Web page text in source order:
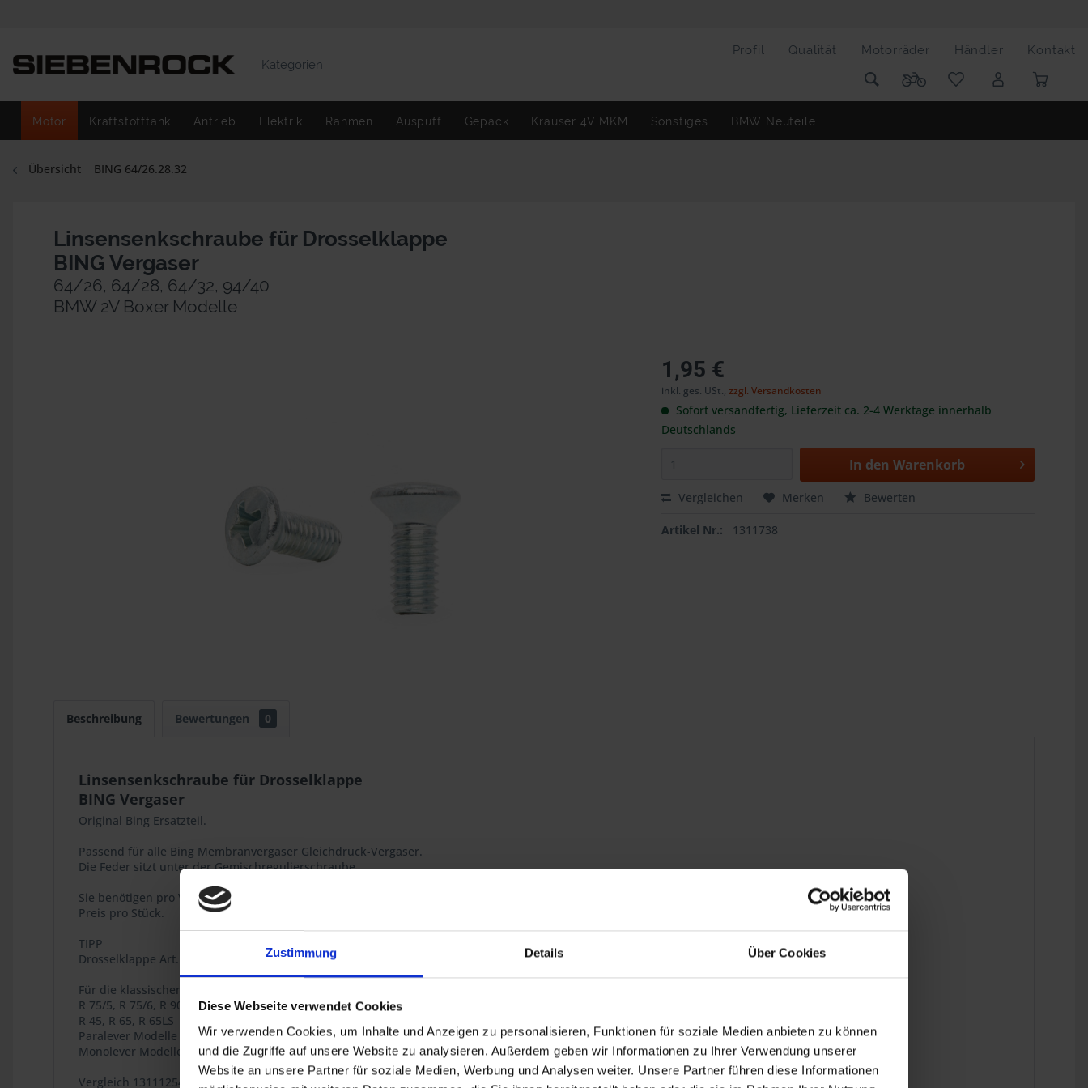
Zustimmung Details Über Cookies
Diese Webseite verwendet Cookies
Wir verwenden Cookies, um Inhalte und Anzeigen zu personalisieren, Funktionen für soziale Medien anbieten zu können
und die Zugriffe auf unsere Website zu analysieren. Außerdem geben wir Informationen zu Ihrer Verwendung unserer
Website an unsere Partner für soziale Medien, Werbung und Analysen weiter. Unsere Partner führen diese Informationen
Kategorien
Profil Qualität Motorräder Händler Kontakt
Motor Kraftstofftank Antrieb Elektrik Rahmen Auspuff Gepäck Krauser 4V MKM Sonstiges BMW Neuteile
Übersicht BING 64/26.28.32
Linsensenkschraube für Drosselklappe
BING Vergaser
64/26, 64/28, 64/32, 94/40
BMW 2V Boxer Modelle
1,95 €
inkl. ges. USt.,zzgl. Versandkosten
Sofort versandfertig, Lieferzeit ca. 2-4 Werktage innerhalb
Deutschlands
In den Warenkorb
Vergleichen Merken Bewerten
Artikel Nr.: 1311738
Beschreibung Bewertungen 0
Linsensenkschraube für Drosselklappe
BING Vergaser
Original Bing Ersatzteil.
Passend für alle Bing Membranvergaser Gleichdruck-Vergaser.
Die Feder sitzt unter der Gemischregulierschraube.
Sie benötigen pro Vergaser zwei Stück.
Preis pro Stück.
TIPP
Drosselklappe Art.Nr. 1311746 oder 1311605.
Für die klassischen BMW 2V Boxer Modelle
R 75/5, R 75/6, R 90/6, R 75/7, R 80/7, R 80RT, R 80, R 100/7, R 100S, R 100RS, R 100RT, R 100CS
R 45, R 65, R 65LS
Paralever Modelle R 80GS, R 100GS, R 80GS PD, R 100GS PD, R 80R, R 100R, R 100R Mystic, R 80GS Basic
Monolever Modelle R 65, R 80, R 80RT, R 100RS, R 100RT.
Vergleich 13111254738 / 13-11-1-254-738